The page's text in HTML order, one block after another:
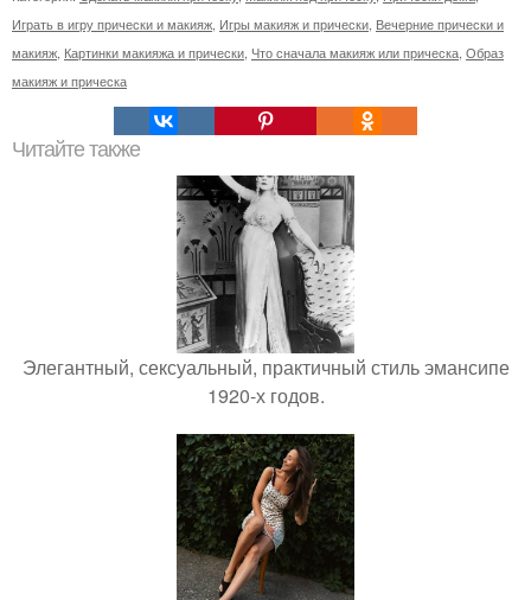
Играть в игру прически и макияж Игры макияж и прически Вечерние прически и
макияж Картинки макияжа и прически Что сначала макияж или прическа Образ
макияж и прическа
Читайте также
Элегантный, сексуальный, практичный стиль эмансипе
1920-х годов.